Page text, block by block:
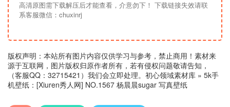
高清原图需下载解压后才能查看，介意勿下！ 下载链接失效请联
系客服微信：chuxinrj
版权声明：本站所有图片内容仅供学习与参考，禁止商用！素材来
源于互联网，图片版权归原作者所有，若有侵权问题敬请告知，
（客服QQ：32715421）我们会立即处理。 初心领域素材库 » 5k手
机壁纸：[Xiuren秀人网] NO.1567 杨晨晨sugar 写真壁纸